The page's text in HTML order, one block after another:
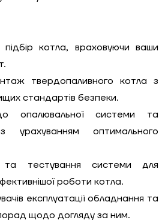
котла, враховуючи ваши
твердопаливного котла з
стандартів безпеки.
опалювальної системи та
урахуванням оптимального
тестування системи для
роботи котла.
експлуатації обладнання та
щодо догляду за ним.